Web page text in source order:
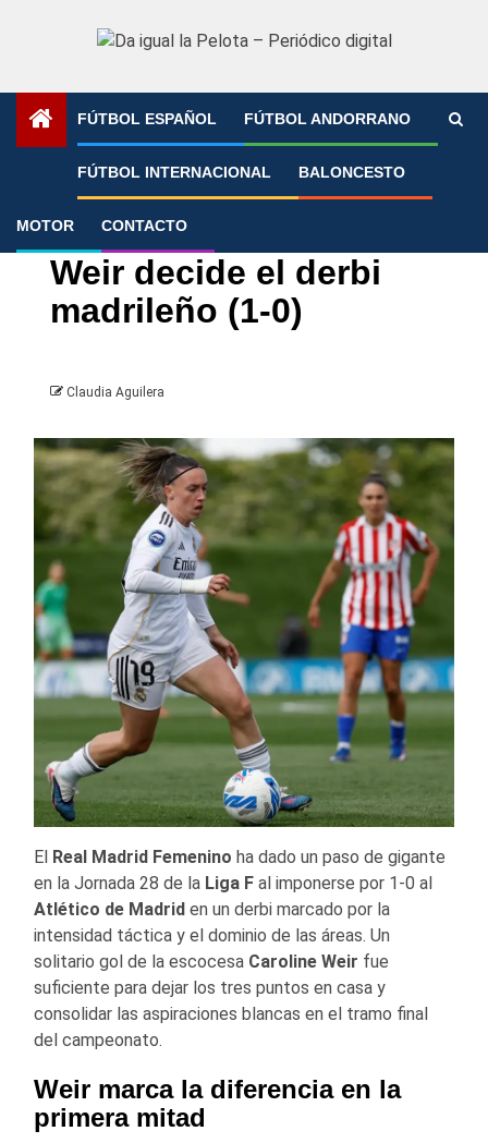
FÚTBOL ESPAÑOL FÚTBOL ANDORRANO
FÚTBOL INTERNACIONAL BALONCESTO
MOTOR CONTACTO
»
Atlético de Madrid Fútbol femenino
Weir decide el derbi
madrileño (1-0)
Claudia Aguilera
El Real Madrid Femenino ha dado un paso de gigante
en la Jornada 28 de la Liga F al imponerse por 1-0 al
Atlético de Madrid en un derbi marcado por la
intensidad táctica y el dominio de las áreas. Un
solitario gol de la escocesa Caroline Weir fue
suficiente para dejar los tres puntos en casa y
consolidar las aspiraciones blancas en el tramo final
del campeonato.
Weir marca la diferencia en la
primera mitad